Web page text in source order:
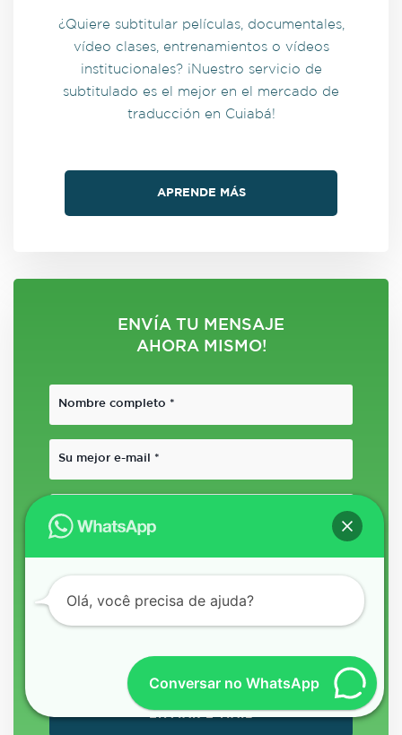
¿Quiere subtitular películas, documentales,
vídeo clases, entrenamientos o vídeos
institucionales? ¡Nuestro servicio de
subtitulado es el mejor en el mercado de
traducción en Cuiabá!
APRENDE MÁS
ENVÍA TU MENSAJE
AHORA MISMO!
Conversar no WhatsApp
Olá, você precisa de ajuda?